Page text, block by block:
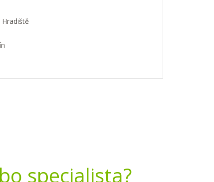
specialista?